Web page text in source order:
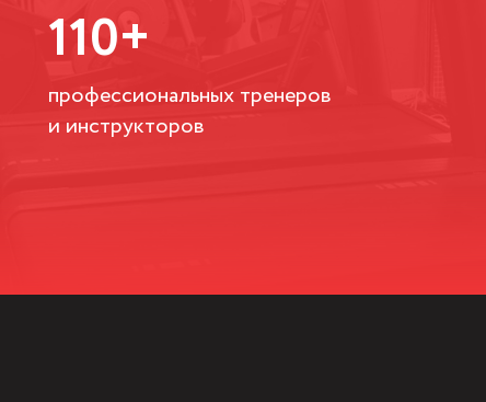
110+
профессиональных тренеров
и инструкторов